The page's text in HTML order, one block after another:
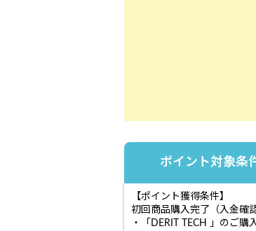
ポイント対象条
【ポイント獲得条件】
初回商品購入完了（入金確
・「DERIT TECH 」のご購